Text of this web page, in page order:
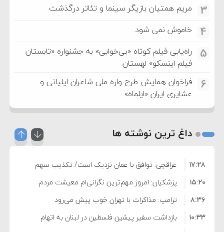
3 مریم همتیان بازیگر سینما و تئاتر درگذشت
4 خاموش نمی شود
5
راه‌یابی فیلم کوتاه «بی‌خوابی» به جشنواره «تابستان
فیلم اینسکو» لهستان
6
فراخوان همایش طرح واره ملی شاعران ایلیاتی و
عشایری ایران «ایلماه»
داغ ترین نوشته ها
عراقچی: توافق با عمان نزدیک است/ تکذیب سهم
۱۱ درصدی ایران از خزر
۱۷:۲۸
پزشکیان: امروز مهم‌ترین نگرانی‌ام معیشت مردم
است
۱۵:۲۰
ترامپ: مذاکرات با تهران خوب پیش می‌رود
۸:۳۶
بازداشت سفیر پیشین فلسطین در لبنان به اتهام
۱۰:۳۳